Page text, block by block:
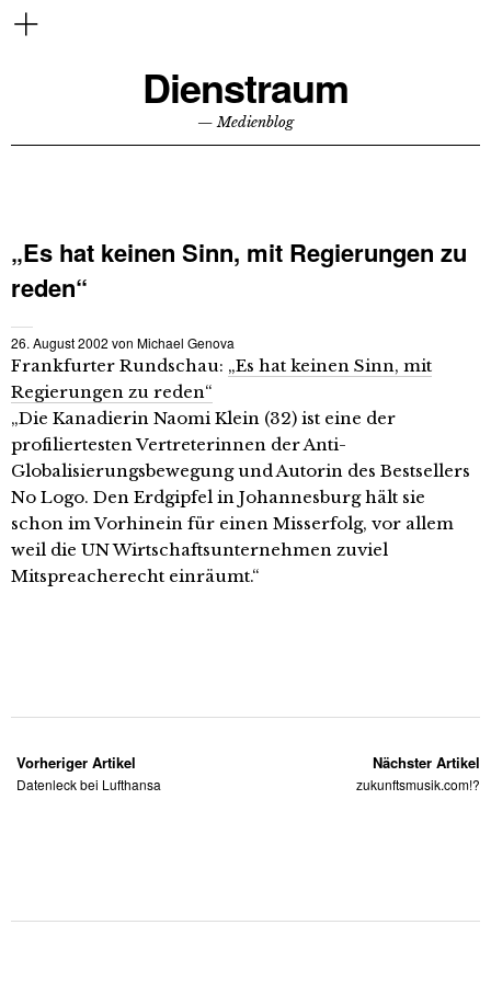
Dienstraum
— Medienblog
„Es hat keinen Sinn, mit Regierungen zu
reden“
26. August 2002 von Michael Genova
Frankfurter Rundschau: „Es hat keinen Sinn, mit
Regierungen zu reden“
„Die Kanadierin Naomi Klein (32) ist eine der
profiliertesten Vertreterinnen der Anti-
Globalisierungsbewegung und Autorin des Bestsellers
No Logo. Den Erdgipfel in Johannesburg hält sie
schon im Vorhinein für einen Misserfolg, vor allem
weil die UN Wirtschaftsunternehmen zuviel
Mitspreacherecht einräumt.“
Vorheriger Artikel
Datenleck bei Lufthansa
Nächster Artikel
zukunftsmusik.com!?